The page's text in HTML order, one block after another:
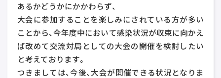
あるかどうかにかかわらず、
大会に参加することを楽しみにされている方が多い
ことから、今年度中において感染状況が収束に向かえ
ば改めて交流対局としての大会の開催を検討したい
と考えております。
つきましては、今後、大会が開催できる状況となりま